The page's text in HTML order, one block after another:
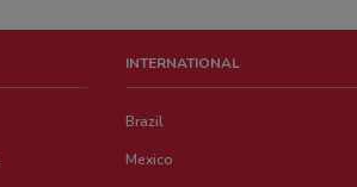
INTERNATIONAL
Brazil
Mexico